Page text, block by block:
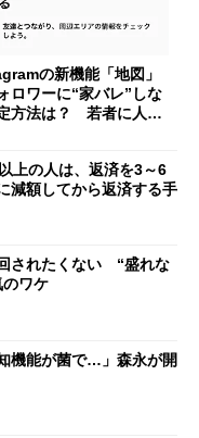
の新機能「地図」
ロワーに“家バレ”しな
方法は？ 若者に人気
上の人は、返済を3～6
減額してから返済する手
されたくない “盛れな
のワケ
機能が菌で…」森永が開